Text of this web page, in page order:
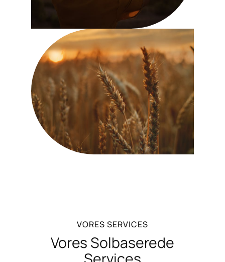
VORES SERVICES
Vores Solbaserede